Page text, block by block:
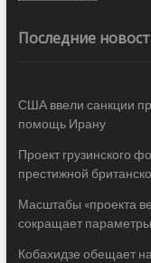
Последние
США ввели санкции
помощь Ирану
Проект грузинского
престижной
Масштабы «проекта
сокращает
Кобахидзе обещает